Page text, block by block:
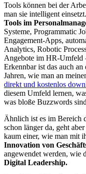
Tools können bei der
man sie intelligent
Tools im
Systeme, Programmatic
Engagement-Apps,
Analytics, Robotic
Angebote im HR-Umfeld
Erkennbar ist das auch
Jahren, wie man an
direkt und kostenlos
diesem Umfeld lernen,
was bloße Buzzwords
Ähnlich ist es im Bereich
schon länger da, geht
kaum einer, wie man mit
Innovation von
angewendet werden, wie
Digital Leadership.